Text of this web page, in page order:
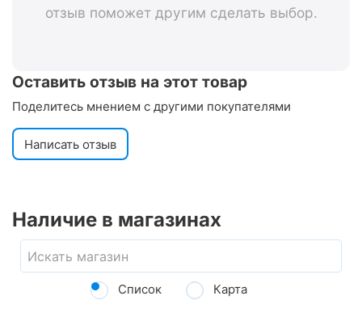
отзыв поможет другим сделать выбор.
Оставить отзыв на этот товар
Поделитесь мнением с другими покупателями
Написать отзыв
Наличие в магазинах
Список Карта